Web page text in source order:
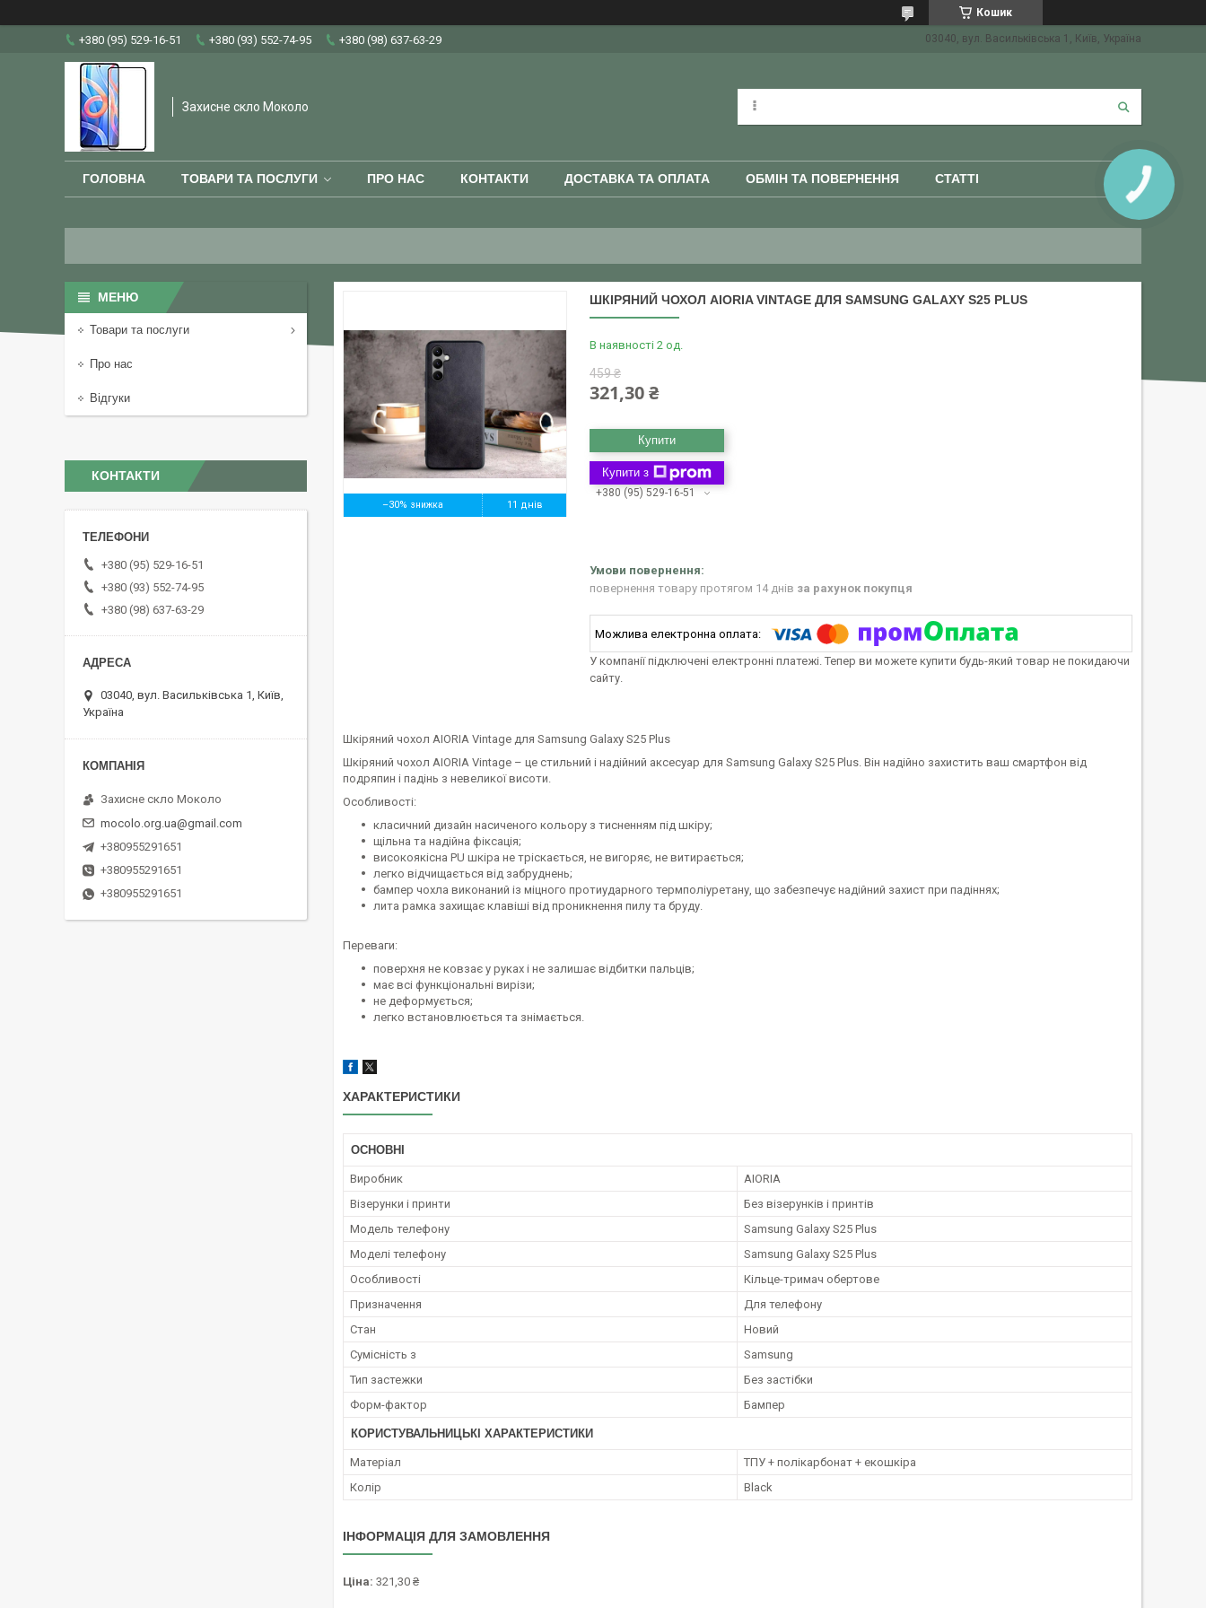
Кошик
+380 (95) 529-16-51 +380 (93) 552-74-95 +380 (98) 637-63-29 03040, вул. Васильківська 1, Київ, Україна
Захисне скло Moколо
ГОЛОВНА ТОВАРИ ТА ПОСЛУГИ ПРО НАС КОНТАКТИ ДОСТАВКА ТА ОПЛАТА ОБМІН ТА ПОВЕРНЕННЯ СТАТТІ
–30% 11 днів
ШКІРЯНИЙ ЧОХОЛ AIORIA VINTAGE ДЛЯ SAMSUNG GALAXY S25 PLUS
В наявності 2 од.
459 ₴
321,30 ₴
Купити
Купити з
+380 (95) 529-16-51
повернення товару протягом 14 днів за рахунок покупця
У компанії підключені електронні платежі. Тепер ви можете купити будь-який товар не покидаючи
сайту.
Шкіряний чохол AIORIA Vintage для Samsung Galaxy S25 Plus
Шкіряний чохол AIORIA Vintage – це стильний і надійний аксесуар для Samsung Galaxy S25 Plus. Він надійно захистить ваш смартфон від
подряпин і падінь з невеликої висоти.
Особливості:
класичний дизайн насиченого кольору з тисненням під шкіру;
щільна та надійна фіксація;
високоякісна PU шкіра не тріскається, не вигоряє, не витирається;
легко відчищається від забруднень;
бампер чохла виконаний із міцного протиударного термполіуретану, що забезпечує надійний захист при падіннях;
лита рамка захищає клавіші від проникнення пилу та бруду.
Переваги:
поверхня не ковзає у руках і не залишає відбитки пальців;
має всі функціональні вирізи;
не деформується;
легко встановлюється та знімається.
ХАРАКТЕРИСТИКИ
ОСНОВНІ
Виробник
AIORIA
Візерунки і принти
Без візерунків і принтів
Модель телефону
Samsung Galaxy S25 Plus
Моделі телефону
Samsung Galaxy S25 Plus
Особливості
Кільце-тримач обертове
Призначення
Для телефону
Стан
Новий
Сумісність з
Samsung
Тип застежки
Без застібки
Форм-фактор
Бампер
КОРИСТУВАЛЬНИЦЬКІ ХАРАКТЕРИСТИКИ
Матеріал
ТПУ + полікарбонат + екошкіра
Колір
Black
ІНФОРМАЦІЯ ДЛЯ ЗАМОВЛЕННЯ
Ціна: 321,30 ₴
Товари та послуги
Про нас
Відгуки
КОНТАКТИ
+380 (95) 529-16-51
+380 (93) 552-74-95
+380 (98) 637-63-29
03040, вул. Васильківська 1, Київ,
Україна
Захисне скло Moколо
mocolo.org.ua@gmail.com
+380955291651
+380955291651
+380955291651
КНОПКА
ЗВ'ЯЗКУ